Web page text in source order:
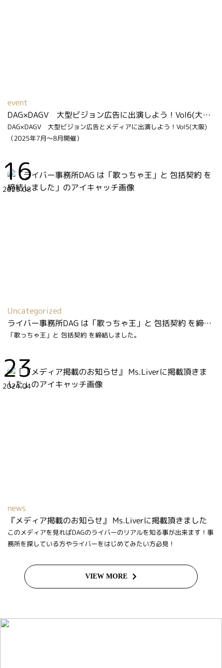
event
DAG×DAGV 大型ビジョン広告に出演しよう！Vol6(大阪)（2026年6月～7月開催）
DAG×DAGV 大型ビジョン広告とメディアに出演しよう！Vol5(大阪)
（2025年7月～8月開催）
16
2025.08
Uncategorized
ライバー事務所DAG は「歌っちゃ王」と 包括契約 を締結しました
「歌っちゃ王」と 包括契約 を締結しました。
23
2024.04
news
『メディア掲載のお知らせ』 Ms.Liverに掲載頂きました
このメディアを見ればDAGのライバーのリアルを知る事が出来ます！事
務所を探している方やライバーをはじめてみたい方必見！
VIEW MORE